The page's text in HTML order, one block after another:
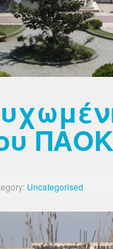
Uncategorised